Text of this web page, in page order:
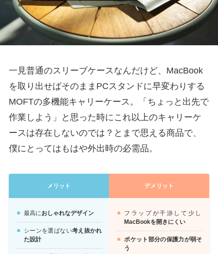
一見普通のスリーブケースなんだけど、MacBook
を取り出せばそのままPCスタンドに早変わりする
MOFTの多機能キャリーケース。「ちょっと出先で
作業しよう」と思った時にこれ以上のキャリーケ
ースは存在しないのでは？とまで思える商品で、
僕にとってはもはや外出時の必需品。
メリット デメリット
最高におしゃれなデザイン
シーンを選ばない考え抜かれ
た設計
フラップが干渉して少し
MacBookを開きにくい
ポケット部分の保護力が弱そ
う